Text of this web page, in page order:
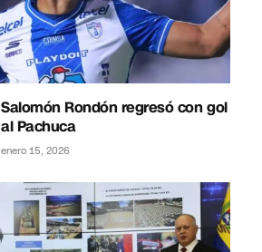
Salomón Rondón regresó con gol
al Pachuca
enero 15, 2026